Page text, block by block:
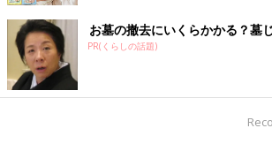
お墓の撤去にいくらかかる？墓
PR(くらしの話題)